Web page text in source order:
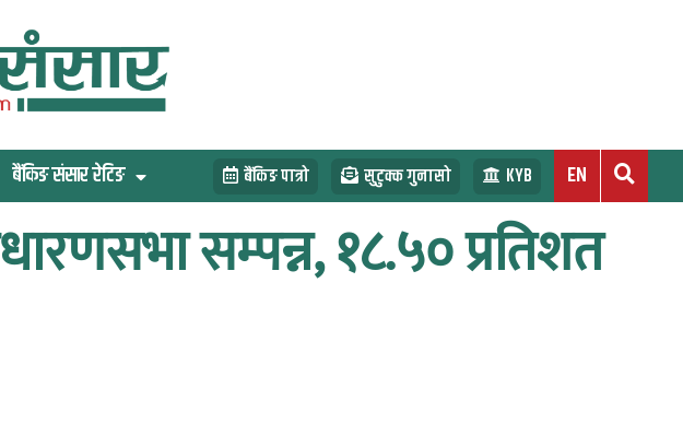
बैंकिङ संसार रेटिङ बैंकिङ पात्रो सुटुक्क गुनासो KYB EN
सम्पन्न, १८.५० प्रतिशत